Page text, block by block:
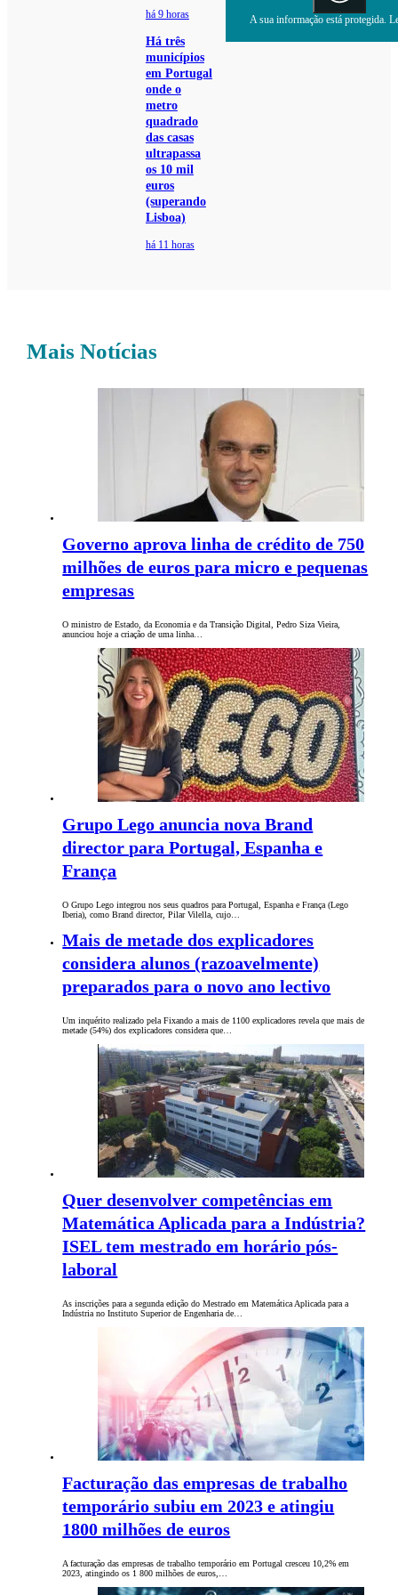
há 9 horas
Há três
municípios
em Portugal
onde o
metro
quadrado
das casas
ultrapassa
os 10 mil
euros
(superando
Lisboa)
há 11 horas
A sua informação está protegida.
Mais Notícias
Governo aprova linha de crédito de 750
milhões de euros para micro e pequenas
empresas
O ministro de Estado, da Economia e da Transição Digital, Pedro Siza Vieira,
anunciou hoje a criação de uma linha…
Grupo Lego anuncia nova Brand
director para Portugal, Espanha e
França
O Grupo Lego integrou nos seus quadros para Portugal, Espanha e França (Lego
Iberia), como Brand director, Pilar Vilella, cujo…
Mais de metade dos explicadores
considera alunos (razoavelmente)
preparados para o novo ano lectivo
Um inquérito realizado pela Fixando a mais de 1100 explicadores revela que mais de
metade (54%) dos explicadores considera que…
Quer desenvolver competências em
Matemática Aplicada para a Indústria?
ISEL tem mestrado em horário pós-
laboral
As inscrições para a segunda edição do Mestrado em Matemática Aplicada para a
Indústria no Instituto Superior de Engenharia de…
Facturação das empresas de trabalho
temporário subiu em 2023 e atingiu
1800 milhões de euros
A facturação das empresas de trabalho temporário em Portugal cresceu 10,2% em
2023, atingindo os 1 800 milhões de euros,…